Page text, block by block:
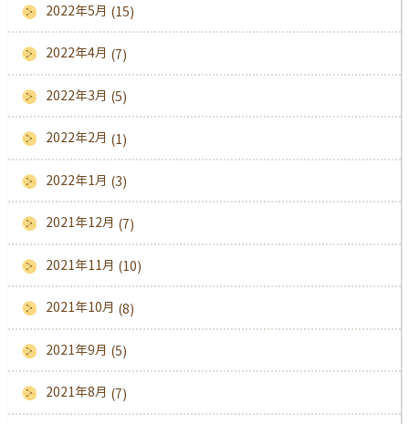
2022年5月 (15)
2022年4月 (7)
2022年3月 (5)
2022年2月 (1)
2022年1月 (3)
2021年12月 (7)
2021年11月 (10)
2021年10月 (8)
2021年9月 (5)
2021年8月 (7)